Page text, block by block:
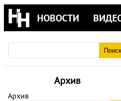
НОВОСТИ
Архив
Архив